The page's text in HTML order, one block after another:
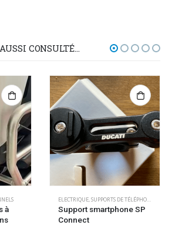
CONSULTÉ…
à
ELECTRIQUE,SUPPORTS DE TÉLÉPHONE/GPS
Support smartphone SP
Connect